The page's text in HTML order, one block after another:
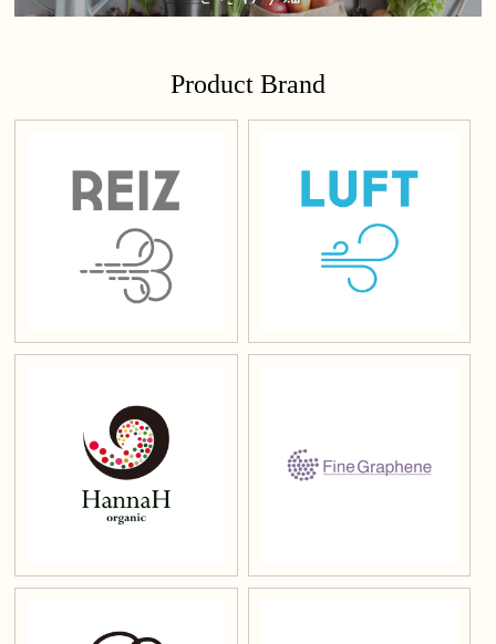
Product Brand